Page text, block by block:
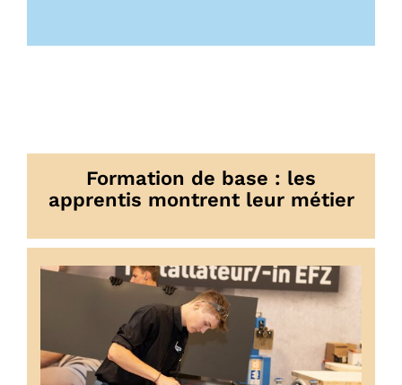
Formation de base : les
apprentis montrent leur métier